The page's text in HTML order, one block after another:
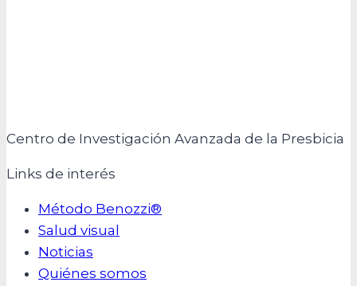
Centro de Investigación Avanzada de la Presbicia
Links de interés
Método Benozzi®
Salud visual
Noticias
Quiénes somos